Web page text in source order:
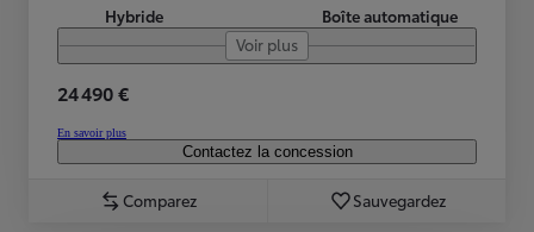
Hybride
Boîte automatique
Voir plus
24 490 €
En savoir plus
Contactez la concession
Comparez Sauvegardez